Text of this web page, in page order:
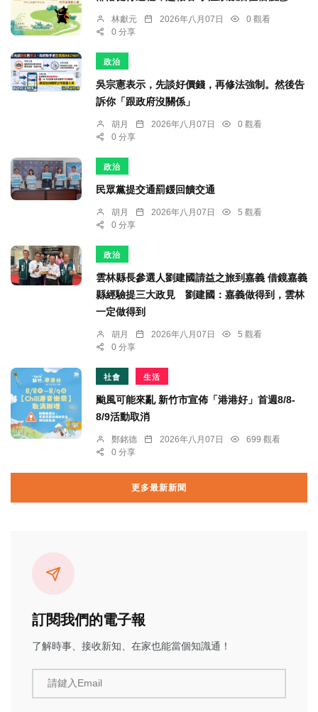
林獻元 2026年八月07日
0 觀看
0 分享
政治
吳宗憲表示，先談好價錢，再修法強制。然後告
訴你「跟政府沒關係」
胡月 2026年八月07日
0 觀看
0 分享
政治
民眾黨提交通罰鍰回饋交通
胡月 2026年八月07日
5 觀看
0 分享
政治
雲林縣長參選人劉建國請益之旅到嘉義 借鏡嘉義
縣經驗提三大政見 劉建國：嘉義做得到，雲林
一定做得到
胡月 2026年八月07日
5 觀看
0 分享
社會 生活
颱風可能來亂 新竹市宣佈「港港好」首週8/8-
8/9活動取消
鄭銘德 2026年八月07日
699 觀看
0 分享
更多最新新聞
訂閱我們的電子報
了解時事、接收新知、在家也能當個知識通！
請鍵入Email